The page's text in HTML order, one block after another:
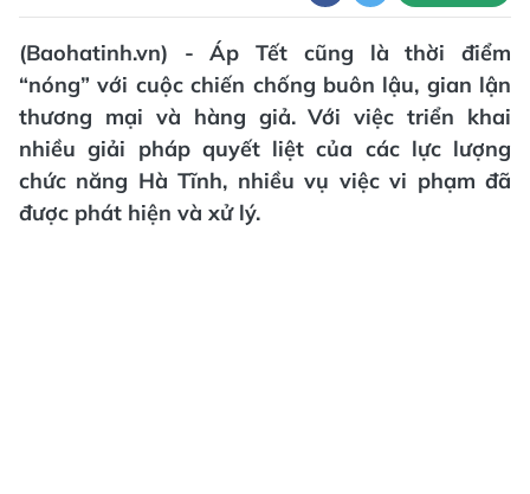
(Baohatinh.vn) - Áp Tết cũng là thời điểm
“nóng” với cuộc chiến chống buôn lậu, gian lận
thương mại và hàng giả. Với việc triển khai
nhiều giải pháp quyết liệt của các lực lượng
chức năng Hà Tĩnh, nhiều vụ việc vi phạm đã
được phát hiện và xử lý.